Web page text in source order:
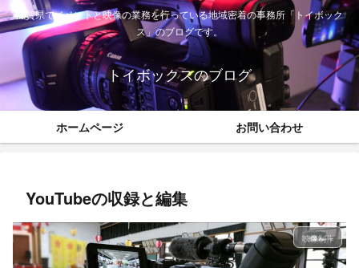
滋賀県でイベントと映像の業務を行っている地域密着の事務所「トイボック
ス」のブログです。
トイボックスのブログ
ホームページ お問い合わせ
YouTubeの収録と編集
映像制作